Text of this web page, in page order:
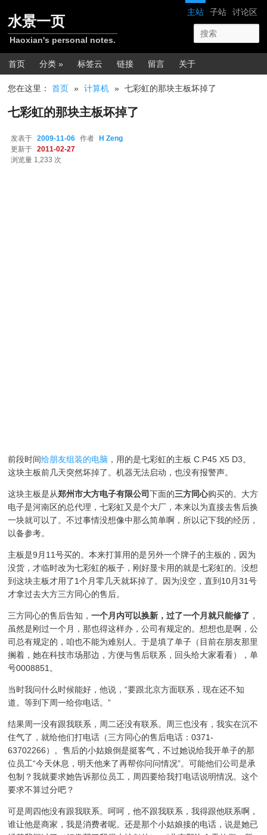
网站导航
主站 子站 讨论区
水景一页
Haoxian's personal notes.
主菜单
首页 分类 » 标签云 链接 留言 关于
您在这里：首页 » 计算机 » 七彩虹的那块主板坏掉了
七彩虹的那块主板坏掉了
发表于 2009-11-06 作者
H Zeng
更新于
2011-02-27
浏览量 1,233 次
前段时间给朋友组装的电脑 ，用的是七彩虹的主板 C.P45 X5 D3。
这块主板前几天突然坏掉了。机器无法启动，也没有报警声。
这块主板是从郑州市大方电子有限公司下面的三方同心购买的。大方
电子是河南区的总代理，七彩虹又是个大厂，本来以为直接去售后换
一块就可以了。不过事情没想像中那么简单啊，所以记下我的经历，
以备参考。
主板是9月11号买的。本来打算用的是另外一个牌子的主板的，因为
没货，才临时改为七彩虹的板子，刚好显卡用的就是七彩虹的。没想
到这块主板才用了1个月零几天就坏掉了。因为没空，直到10月31号
才拿过去大方三方同心的售后。
三方同心的售后告知，一个月内可以换新，过了一个月就只能修了 ，
虽然是刚过一个月，那也得这样办，公司有规定的。想想也是啊，公
司总有规定的，咱也不能为难别人。于是填了单子（目前在朋友那里
搁着，她在科技市场那边，方便与售后联系，回头给大家看看），单
号0008851。
当时我问什么时候能好，他说，“要跟北京方面联系，现在还不知
道。等到下周一给你电话。”
结果周一没有跟我联系，周二还没有联系。周三也没有，我实在沉不
住气了，就给他们打电话（三方同心的售后电话：0371-
63702266）。售后的小姑娘倒是挺客气，不过她说给我开单子的那
位员工“今天休息，明天他来了再帮你问问情况”。可能他们公司是承
包制？我就要求她告诉那位员工，周四要给我打电话说明情况。这个
要求不算过分吧？
可是周四他没有跟我联系。呵呵，他不跟我联系，我得跟他联系啊，
谁让他是商家，我是消费者呢。还是那个小姑娘接的电话，说是她已